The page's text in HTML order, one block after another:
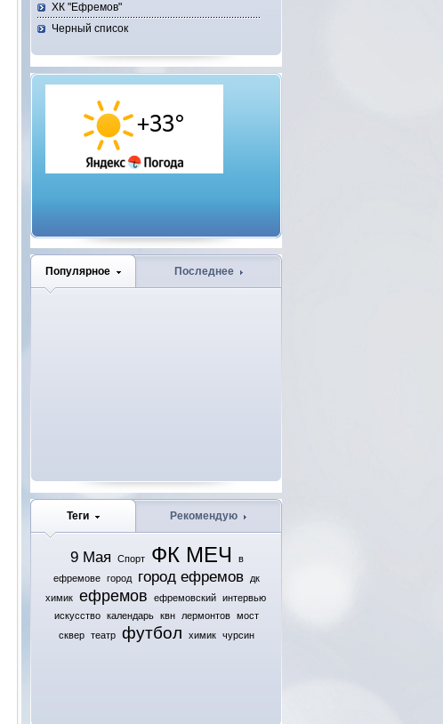
ХК "Ефремов"
Черный список
Популярное Последнее
Теги Рекомендую
9 Мая Спорт ФК МЕЧ
в
ефремове
город город ефремов
дк
химик
ефремов ефремовский
интервью
искусство
календарь квн лермонтов
мост
сквер
театр футбол химик чурсин